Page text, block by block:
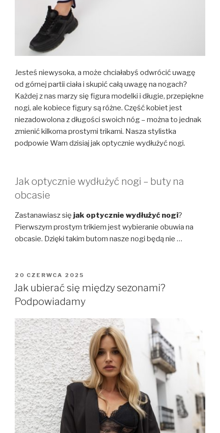
Jesteś niewysoka, a może chciałabyś odwrócić uwagę
od górnej partii ciała i skupić całą uwagę na nogach?
Każdej z nas marzy się figura modelki i długie, przepiękne
nogi, ale kobiece figury są różne. Część kobiet jest
niezadowolona z długości swoich nóg – można to jednak
zmienić kilkoma prostymi trikami. Nasza stylistka
podpowie Wam dzisiaj jak optycznie wydłużyć nogi.
Jak optycznie wydłużyć nogi – buty na
obcasie
Zastanawiasz się jak optycznie wydłużyć nogi?
Pierwszym prostym trikiem jest wybieranie obuwia na
obcasie. Dzięki takim butom nasze nogi będą nie …
OPUBLIKOWANE
W
20 CZERWCA 2025
Jak ubierać się między sezonami?
Podpowiadamy